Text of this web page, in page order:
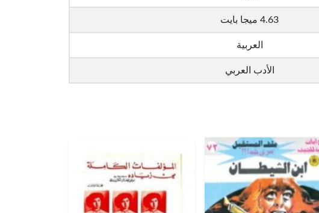
4.63 ميجا بايت
العربية
الأدب العربي